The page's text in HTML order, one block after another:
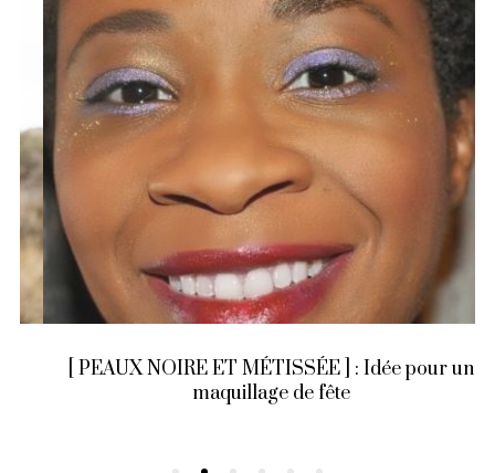
[ PEAUX NOIRE ET MÉTISSÉE ] : Idée pour un
maquillage de fête